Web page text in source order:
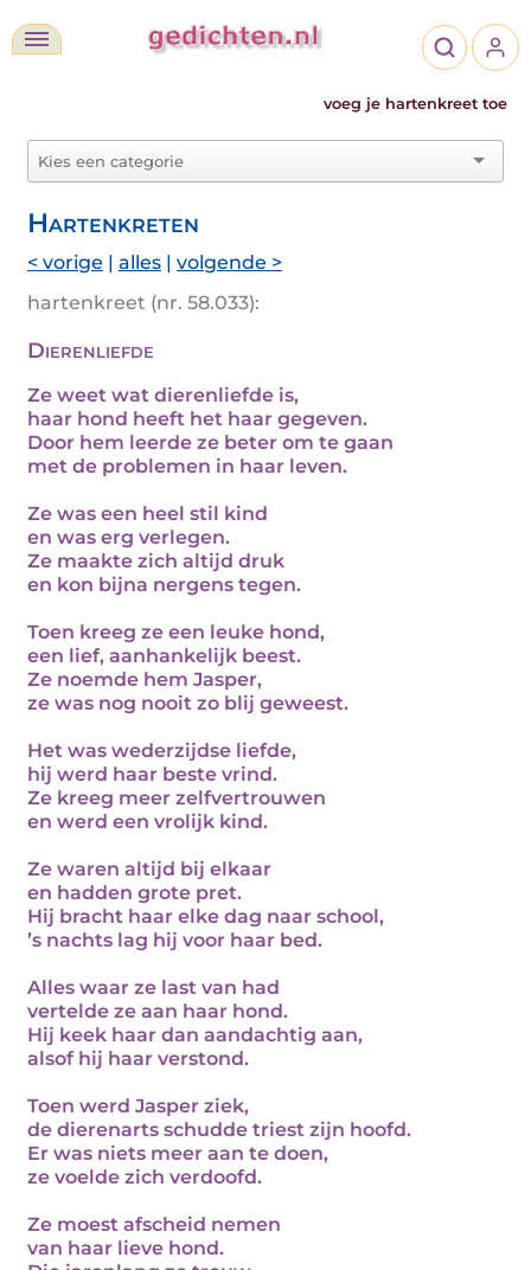
voeg je hartenkreet toe
Hartenkreten
< vorige | alles | volgende >
hartenkreet (nr. 58.033):
Dierenliefde
Ze weet wat dierenliefde is,
haar hond heeft het haar gegeven.
Door hem leerde ze beter om te gaan
met de problemen in haar leven.
Ze was een heel stil kind
en was erg verlegen.
Ze maakte zich altijd druk
en kon bijna nergens tegen.
Toen kreeg ze een leuke hond,
een lief, aanhankelijk beest.
Ze noemde hem Jasper,
ze was nog nooit zo blij geweest.
Het was wederzijdse liefde,
hij werd haar beste vrind.
Ze kreeg meer zelfvertrouwen
en werd een vrolijk kind.
Ze waren altijd bij elkaar
en hadden grote pret.
Hij bracht haar elke dag naar school,
’s nachts lag hij voor haar bed.
Alles waar ze last van had
vertelde ze aan haar hond.
Hij keek haar dan aandachtig aan,
alsof hij haar verstond.
Toen werd Jasper ziek,
de dierenarts schudde triest zijn hoofd.
Er was niets meer aan te doen,
ze voelde zich verdoofd.
Ze moest afscheid nemen
van haar lieve hond.